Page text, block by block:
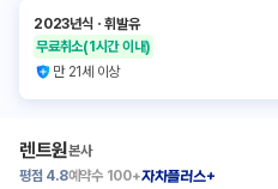
2023년식 ㆍ휘발유
무료취소(1시간 이내)
만 21세 이상
렌트원본사
평점 4.8예약수 100+자차플러스+